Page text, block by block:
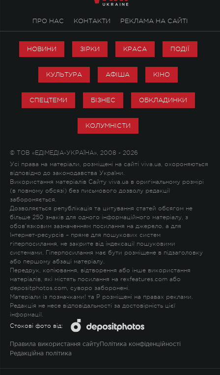
ПРО НАС КОНТАКТИ РЕКЛАМА НА САЙТІ
НОВИНИ ЗІРКИ КРАСА ПОДІЇ
КУЛЬТУРА АФІША КІНО
СПЕЦТЕМИ БІЗНЕС ОБКЛАДИНКИ
КОЛУМНІСТИ
© ТОВ «ЕДІМЕДІА-УКРАЇНА», 2008 - 2026
Усі права на матеріали, розміщені на сайті viva.ua, охороняються
відповідно до законодавства України.
Використання матеріалів Сайту viva.ua в оригінальному розмірі
(в повному обсязі) без письмового дозволу редакції
забороняється.
Дозволяється републікація та цитування статей обсягом не
більше 250 знаків для одного інформаційного матеріалу, з
обов'язковим зазначенням посилання на джерело, а для
Інтернет-ресурсів – пряме для пошукових систем
гіперпосилання, не закрите від індексації пошуковими
системами. Гіперпосилання має бути розміщене в підзаголовку
або першому абзаці матеріалу.
Передрук, копіювання, відтворення або інше використання
матеріалів, які містять посилання на rexfeatures.com або
depositphotos.com, суворо заборонені.
Матеріали із позначками! та P розміщені на правах реклами.
Редакція не несе відповідальності за достовірність цієї
інформації.
Стокові фото від:
Правила використання сайту Політика конфіденційності
Редакційна політика